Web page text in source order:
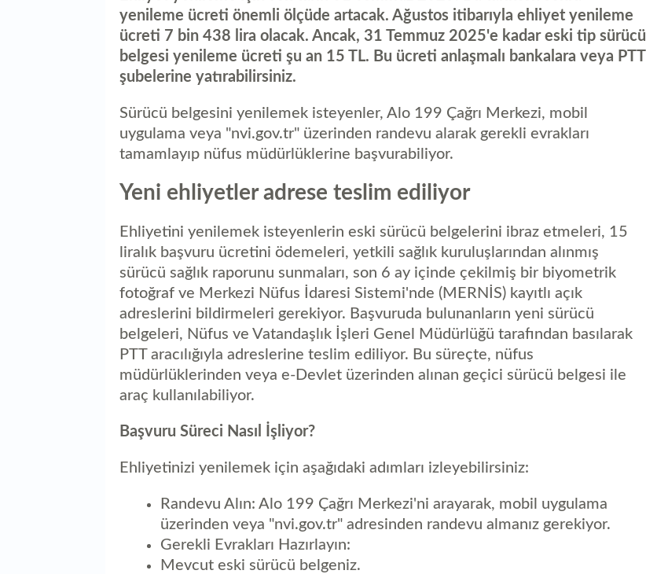
yenileme ücreti önemli ölçüde artacak. Ağustos itibarıyla ehliyet yenileme
ücreti 7 bin 438 lira olacak. Ancak, 31 Temmuz 2025'e kadar eski tip sürücü
belgesi yenileme ücreti şu an 15 TL. Bu ücreti anlaşmalı bankalara veya PTT
şubelerine yatırabilirsiniz.
Sürücü belgesini yenilemek isteyenler, Alo 199 Çağrı Merkezi, mobil
uygulama veya "nvi.gov.tr" üzerinden randevu alarak gerekli evrakları
tamamlayıp nüfus müdürlüklerine başvurabiliyor.
Yeni ehliyetler adrese teslim ediliyor
Ehliyetini yenilemek isteyenlerin eski sürücü belgelerini ibraz etmeleri, 15
liralık başvuru ücretini ödemeleri, yetkili sağlık kuruluşlarından alınmış
sürücü sağlık raporunu sunmaları, son 6 ay içinde çekilmiş bir biyometrik
fotoğraf ve Merkezi Nüfus İdaresi Sistemi'nde (MERNİS) kayıtlı açık
adreslerini bildirmeleri gerekiyor. Başvuruda bulunanların yeni sürücü
belgeleri, Nüfus ve Vatandaşlık İşleri Genel Müdürlüğü tarafından basılarak
PTT aracılığıyla adreslerine teslim ediliyor. Bu süreçte, nüfus
müdürlüklerinden veya e-Devlet üzerinden alınan geçici sürücü belgesi ile
araç kullanılabiliyor.
Başvuru Süreci Nasıl İşliyor?
Ehliyetinizi yenilemek için aşağıdaki adımları izleyebilirsiniz:
Randevu Alın: Alo 199 Çağrı Merkezi'ni arayarak, mobil uygulama
üzerinden veya "nvi.gov.tr" adresinden randevu almanız gerekiyor.
Gerekli Evrakları Hazırlayın:
Mevcut eski sürücü belgeniz.